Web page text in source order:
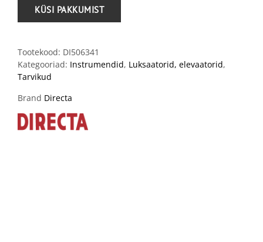
Tootekood: DI506341
Kategooriad: Instrumendid, Luksaatorid, elevaatorid,
Tarvikud
Brand Directa